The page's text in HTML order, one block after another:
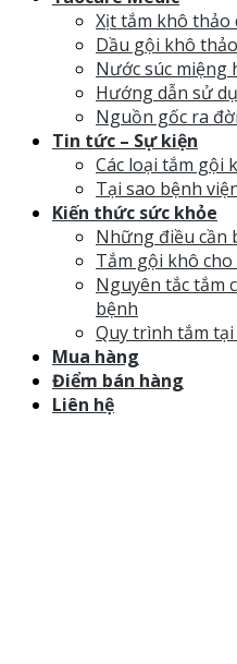
Xịt tắm khô thảo
Dầu gội khô
Nước súc miệng
Hướng dẫn sử
Nguồn gốc ra
Tin tức – Sự kiện
Các loại tắm gội
Tại sao bệnh
Kiến thức sức khỏe
Những điều cần
Tắm gội khô
Nguyên tắc tắm
bệnh
Quy trình tắm
Mua hàng
Điểm bán hàng
Liên hệ